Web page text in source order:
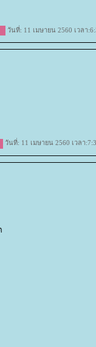
วันที่: 11 เมษายน 2560 เวลา
วันที่: 11 เมษายน 2560 เวลา